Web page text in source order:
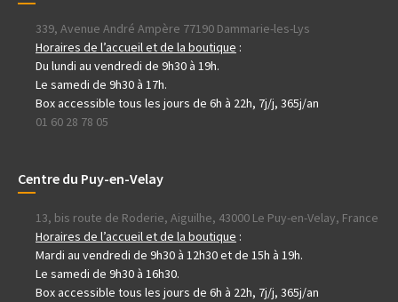
339, Avenue André Ampère 77190 Dammarie-les-Lys
Horaires de l’accueil et de la boutique :
Du lundi au vendredi de 9h30 à 19h.
Le samedi de 9h30 à 17h.
Box accessible tous les jours de 6h à 22h, 7j/j, 365j/an
01 60 28 78 05
Centre du Puy-en-Velay
13, bis route de Roderie, Aiguilhe, 43000 Le Puy-en-Velay, France
Horaires de l’accueil et de la boutique :
Mardi au vendredi de 9h30 à 12h30 et de 15h à 19h.
Le samedi de 9h30 à 16h30.
Box accessible tous les jours de 6h à 22h, 7j/j, 365j/an